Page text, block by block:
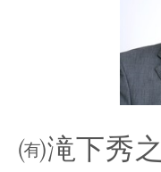
㈲滝下秀